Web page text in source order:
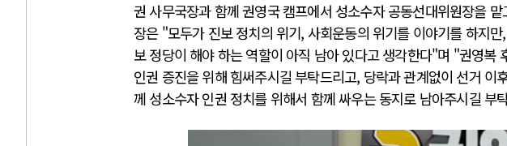
권 사무국장과 함께 권영국 캠프에서 성소수자 공동선대위원장을
장은 "모두가 진보 정치의 위기, 사회운동의 위기를 이야기를 하지
보 정당이 해야 하는 역할이 아직 남아 있다고 생각한다"며 "권영복
인권 증진을 위해 힘써주시길 부탁드리고, 당락과 관계없이 선거
께 성소수자 인권 정치를 위해서 함께 싸우는 동지로 남아주시길 부